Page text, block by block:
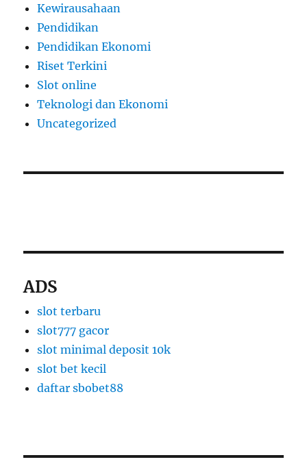
Kewirausahaan
Pendidikan
Pendidikan Ekonomi
Riset Terkini
Slot online
Teknologi dan Ekonomi
Uncategorized
ADS
slot terbaru
slot777 gacor
slot minimal deposit 10k
slot bet kecil
daftar sbobet88